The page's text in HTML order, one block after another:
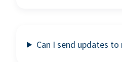
Can I send updates to